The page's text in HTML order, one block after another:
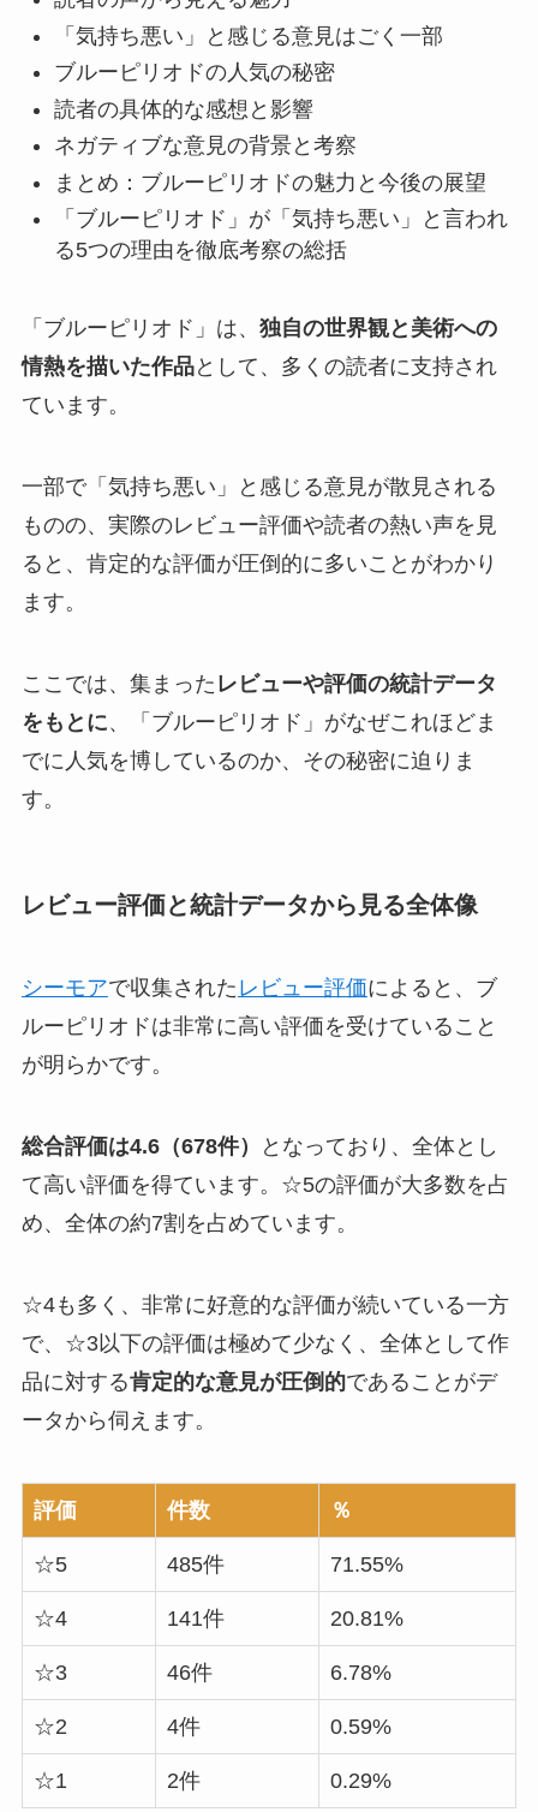
「気持ち悪い」と感じる意見はごく一部
ブルーピリオドの人気の秘密
読者の具体的な感想と影響
ネガティブな意見の背景と考察
まとめ：ブルーピリオドの魅力と今後の展望
「ブルーピリオド」が「気持ち悪い」と言われ
る5つの理由を徹底考察の総括
「ブルーピリオド」は、 独自の世界観と美術への
情熱を描いた作品として、多くの読者に支持され
ています。
一部で「気持ち悪い」と感じる意見が散見される
ものの、 実際のレビュー評価や読者の熱い声を見
ると、肯定的な評価が圧倒的に多いことがわかり
ます。
ここでは、 集まった レビューや評価の統計データ
をもとに、「ブルーピリオド」がなぜこれほどま
でに人気を博しているのか、その秘密に迫りま
す。
レビュー評価と統計データから見る全体像
シーモアで収集された レビュー評価によると、ブ
ルーピリオドは非常に高い評価を受けていること
が明らかです。
総合評価は4.6（678件）
となっており、全体とし
て高い評価を得ています。 ☆5の評価が大多数を占
め、全体の約7割 を占めています。
☆4も多く、非常に好意的な評価が続いている一方
で、☆3以下の評価は極めて少なく、 全体として作
品に対する肯定的な意見が圧倒的である ことがデ
ータから伺えます。
評価 件数 ％
☆5 485件 71.55%
☆4 141件 20.81%
☆3 46件 6.78%
☆2 4件 0.59%
☆1 2件 0.29%